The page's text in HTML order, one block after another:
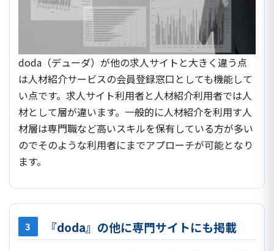
doda（デューダ）が他の求人サイトと大きく違う点
は人材紹介サービスの会員登録窓口としても機能して
い点です。求人サイト利用者と人材紹介利用者では人
材として層が違います。一般的に人材紹介を利用す人
材層は専門職など高いスキルを保有している方が多い
のでそのような利用者にまでアプローチが可能となり
ます。
3 『doda』の他に専門サイトにも掲載